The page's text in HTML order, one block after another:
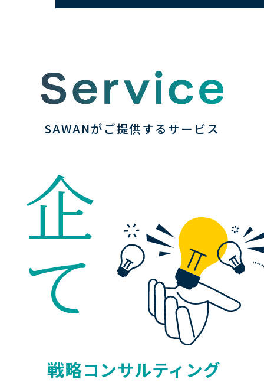
SAWANがご提供するサービス
戦略コンサルティング